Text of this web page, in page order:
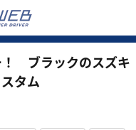
！ ブラックのスズキ
タム